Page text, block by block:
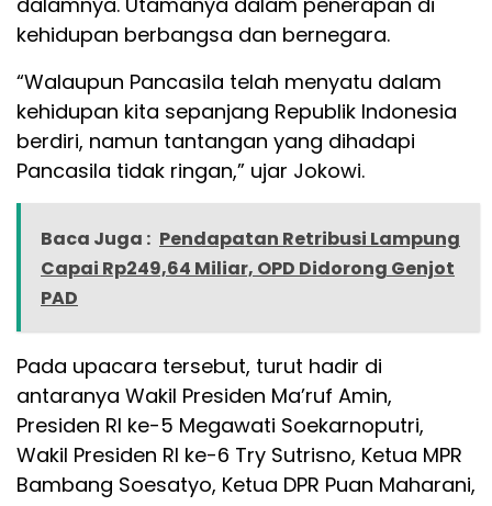
kehidupan berbangsa dan bernegara.
“Walaupun Pancasila telah menyatu dalam
kehidupan kita sepanjang Republik Indonesia
berdiri, namun tantangan yang dihadapi
Pancasila tidak ringan,” ujar Jokowi.
Baca Juga : Pendapatan Retribusi Lampung
Capai Rp249,64 Miliar, OPD Didorong Genjot
PAD
Pada upacara tersebut, turut hadir di
antaranya Wakil Presiden Ma’ruf Amin,
Presiden RI ke-5 Megawati Soekarnoputri,
Wakil Presiden RI ke-6 Try Sutrisno, Ketua MPR
Bambang Soesatyo, Ketua DPR Puan Maharani,